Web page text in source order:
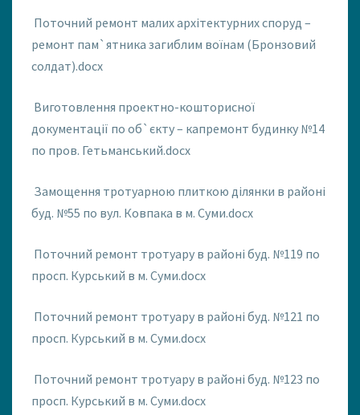
Поточний ремонт малих архітектурних споруд –
ремонт пам`ятника загиблим воїнам (Бронзовий
солдат).docx
Виготовлення проектно-кошторисної
документації по об`єкту – капремонт будинку №14
по пров. Гетьманський.docx
Замощення тротуарною плиткою ділянки в районі
буд. №55 по вул. Ковпака в м. Суми.docx
Поточний ремонт тротуару в районі буд. №119 по
просп. Курський в м. Суми.docx
Поточний ремонт тротуару в районі буд. №121 по
просп. Курський в м. Суми.docx
Поточний ремонт тротуару в районі буд. №123 по
просп. Курський в м. Суми.docx